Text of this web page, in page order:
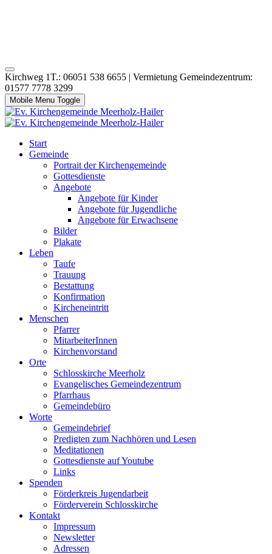
Kirchweg 1T.: 06051 538 6655 | Vermietung Gemeindezentrum:
01577 7778 3299
Mobile Menu Toggle
Start
Gemeinde
Portrait der Kirchengemeinde
Gottesdienste
Angebote
Angebote für Kinder
Angebote für Jugendliche
Angebote für Erwachsene
Bilder
Plakate
Leben
Taufe
Trauung
Bestattung
Konfirmation
Kircheneintritt
Menschen
Pfarrer
MitarbeiterInnen
Kirchenvorstand
Orte
Schlosskirche Meerholz
Evangelisches Gemeindezentrum
Pfarrhaus
Gemeindebüro
Worte
Gemeindebrief
Predigten zum Nachhören und Lesen
Meditationen
Gottesdienste auf Youtube
Links
Spenden
Förderkreis Jugendarbeit
Förderverein Schlosskirche
Kontakt
Impressum
Newsletter
Adressen